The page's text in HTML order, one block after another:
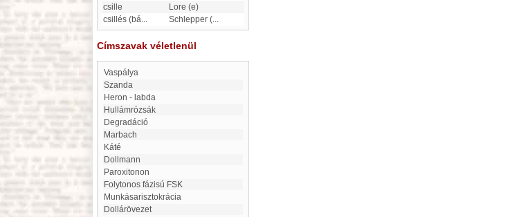
csille
Lore (e)
csillés (bá... Schlepper (...
Címszavak véletlenül
Vaspálya
Szanda
Heron - labda
Hullámrózsák
degradáció
Marbach
káté
Dollmann
Paroxitonon
folytonos fázisú FSK
munkásarisztokrácia
dollárövezet